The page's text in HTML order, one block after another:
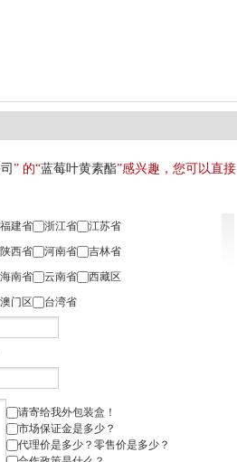
” 的“蓝莓叶黄素酯”感兴趣，您可以直接